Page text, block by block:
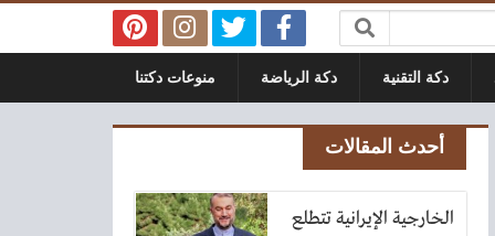
دكة التقنية دكة الرياضة منوعات دكتنا
أحدث المقالات
الخارجية الإيرانية تتطلع